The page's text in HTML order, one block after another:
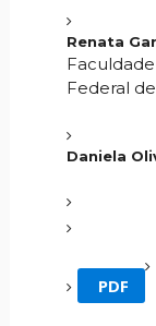
Renata
Federal
Daniela
PDF